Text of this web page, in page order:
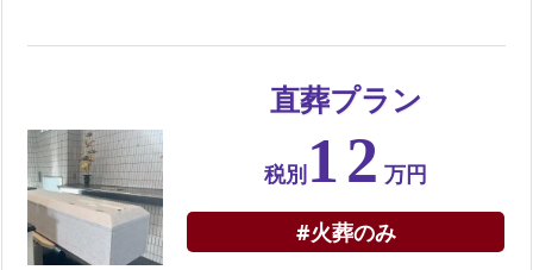
れ
れ
直葬プラン
税別12 万円
#火葬のみ